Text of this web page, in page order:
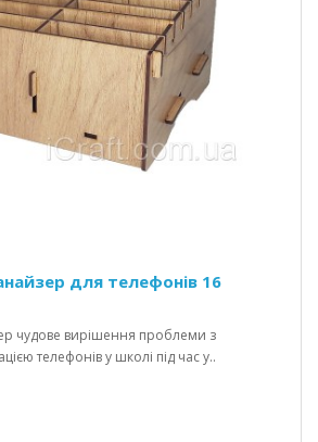
для телефонів 16
чудове вирішення проблеми з
телефонів у школі під час у..